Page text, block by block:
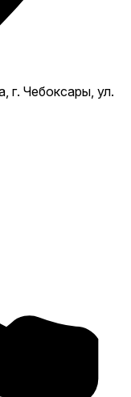
г. Чебоксары, ул.